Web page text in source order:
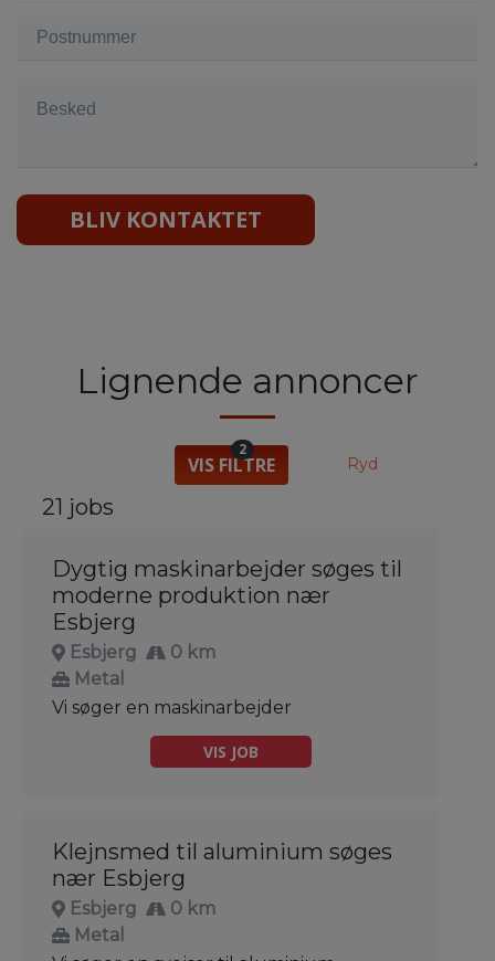
BLIV KONTAKTET
Lignende annoncer
VIS FILTRE
2
Ryd
21 jobs
Dygtig maskinarbejder søges til
moderne produktion nær
Esbjerg
Esbjerg
0 km
Metal
Vi søger en maskinarbejder
VIS JOB
Klejnsmed til aluminium søges
nær Esbjerg
Esbjerg
0 km
Metal